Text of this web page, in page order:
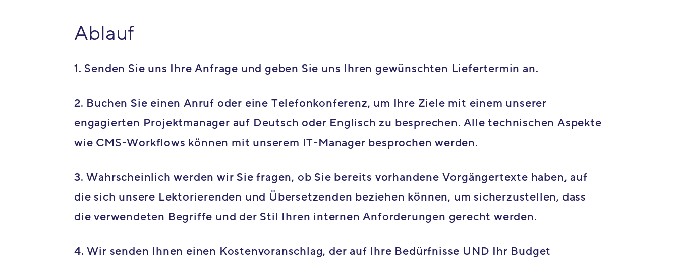
Ablauf
1. Senden Sie uns Ihre Anfrage und geben Sie uns Ihren gewünschten Liefertermin an.
2. Buchen Sie einen Anruf oder eine Telefonkonferenz, um Ihre Ziele mit einem unserer
engagierten Projektmanager auf Deutsch oder Englisch zu besprechen. Alle technischen Aspekte
wie CMS-Workflows können mit unserem IT-Manager besprochen werden.
3. Wahrscheinlich werden wir Sie fragen, ob Sie bereits vorhandene Vorgängertexte haben, auf
die sich unsere Lektorierenden und Übersetzenden beziehen können, um sicherzustellen, dass
die verwendeten Begriffe und der Stil Ihren internen Anforderungen gerecht werden.
4. Wir senden Ihnen einen Kostenvoranschlag, der auf Ihre Bedürfnisse UND Ihr Budget